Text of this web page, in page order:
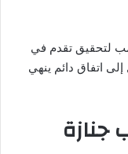
لتحقيق تقدم في
اتفاق دائم ينهي